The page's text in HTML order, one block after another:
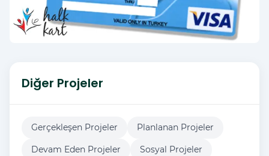
Diğer Projeler
Gerçekleşen Projeler Planlanan Projeler
Devam Eden Projeler Sosyal Projeler